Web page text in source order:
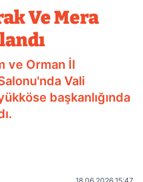
Ve Mera
ve Orman İl
Vali
başkanlığında